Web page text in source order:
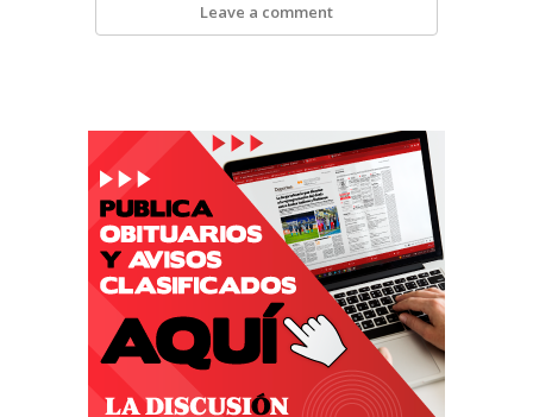
Leave a comment